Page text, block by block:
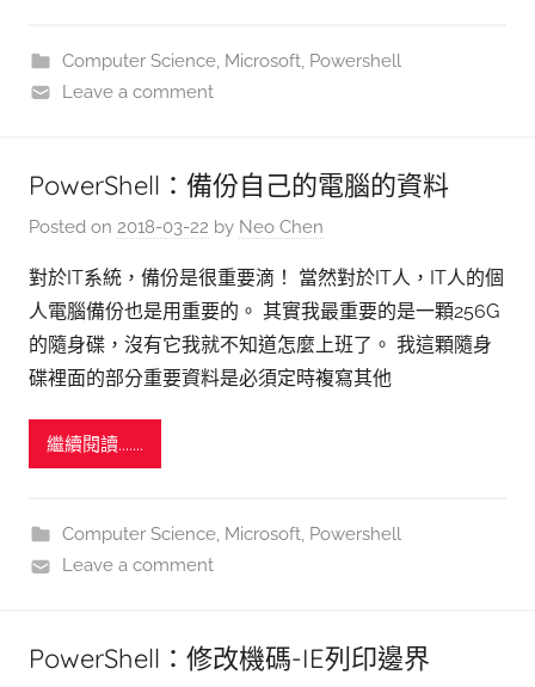
Computer Science, Microsoft, Powershell
Leave a comment
PowerShell：備份自己的電腦的資料
Posted on 2018-03-22 by Neo Chen
對於IT系統，備份是很重要滴！ 當然對於IT人，IT人的個
人電腦備份也是用重要的。 其實我最重要的是一顆256G
的隨身碟，沒有它我就不知道怎麼上班了。 我這顆隨身
碟裡面的部分重要資料是必須定時複寫其他
繼續閱讀.......
Computer Science, Microsoft, Powershell
Leave a comment
PowerShell：修改機碼-IE列印邊界